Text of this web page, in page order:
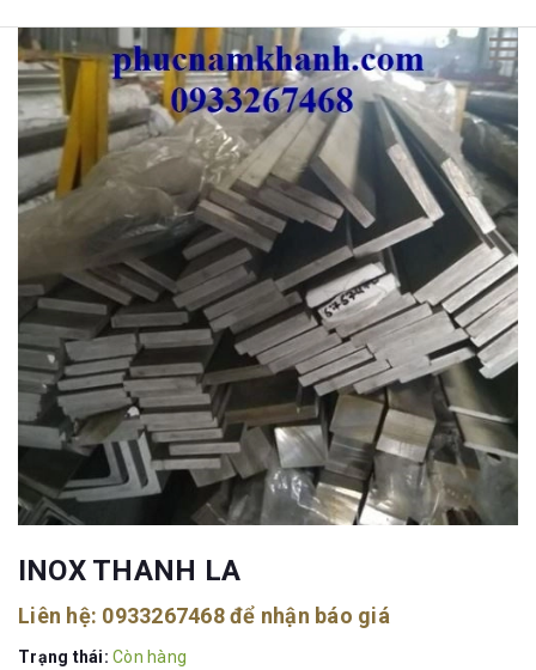
INOX THANH LA
Liên hệ: 0933267468để nhận báo giá
Trạng thái: Còn hàng